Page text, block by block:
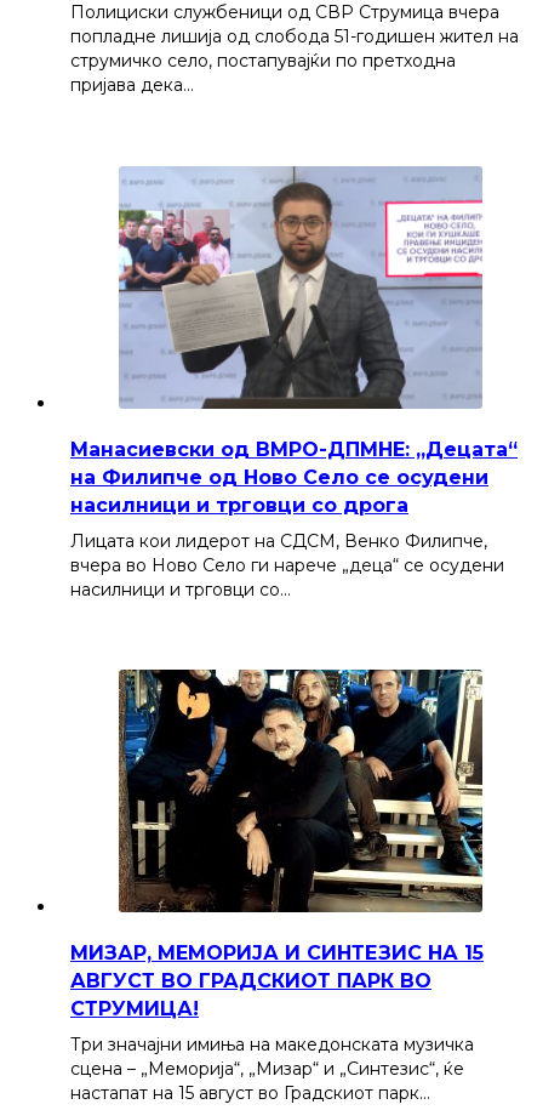
Полициски службеници од СВР Струмица вчера
попладне лишија од слобода 51-годишен жител на
струмичко село, постапувајќи по претходна
пријава дека…
Манасиевски од ВМРО-ДПМНЕ: „Децата“
на Филипче од Ново Село се осудени
насилници и трговци со дрога
Лицата кои лидерот на СДСМ, Венко Филипче,
вчера во Ново Село ги нарече „деца“ се осудени
насилници и трговци со…
МИЗАР, МЕМОРИЈА И СИНТЕЗИС НА 15
АВГУСТ ВО ГРАДСКИОТ ПАРК ВО
СТРУМИЦА!
Три значајни имиња на македонската музичка
сцена – „Меморија“, „Мизар“ и „Синтезис“, ќе
настапат на 15 август во Градскиот парк…